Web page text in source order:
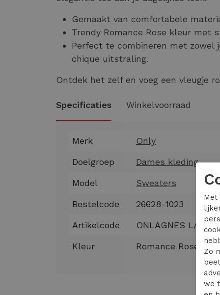
Gemaakt van comfortabele
Trendy Romance Rose kleur met
Perfect te combineren met zowel
chique uitstraling.
Ontdek het zelf en voeg een vleugje
Specificaties Winkelvoorraad
Merk Only
Doelgroep Dames kleding
Model Sweaters
Bestelcode 26628-1023
Artikelcode ONLAGNES L/S
Kleur Romance Rose
Met
Zo
we